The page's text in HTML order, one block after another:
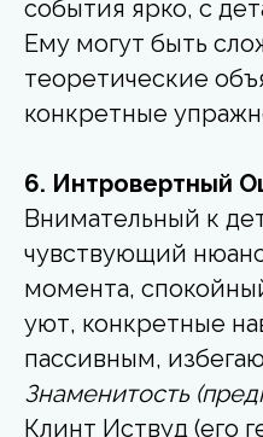
события ярко, с
Ему могут быть
теоретические
конкретные
6. Интровертный
Внимательный к
чувствующий
момента,
уют, конкретные
пассивным,
Знаменитость
Клинт Иствуд (его